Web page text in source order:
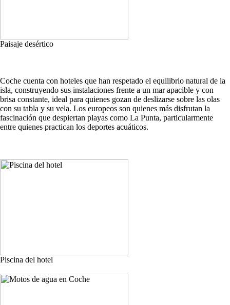
Paisaje desértico
Coche cuenta con hoteles que han respetado el equilibrio natural de la
isla, construyendo sus instalaciones frente a un mar apacible y con
brisa constante, ideal para quienes gozan de deslizarse sobre las olas
con su tabla y su vela. Los europeos son quienes más disfrutan la
fascinación que despiertan playas como La Punta, particularmente
entre quienes practican los deportes acuáticos.
Piscina del hotel